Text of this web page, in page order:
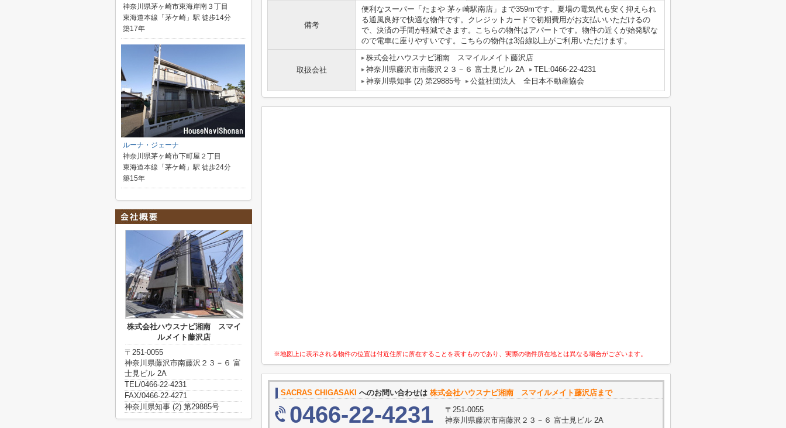
備考
便利なスーパー「たまや 茅ヶ崎駅南店」まで359mです。夏場の電気代も安く抑えられ
る通風良好で快適な物件です。クレジットカードで初期費用がお支払いいただけるの
で、決済の手間が軽減できます。こちらの物件はアパートです。物件の近くが始発駅な
ので電車に座りやすいです。こちらの物件は3沿線以上がご利用いただけます。
取扱会社
株式会社ハウスナビ湘南 スマイルメイト藤沢店
神奈川県藤沢市南藤沢２３－６ 富士見ビル 2A
TEL:0466-22-4231
神奈川県知事 (2) 第29885号
公益社団法人 全日本不動産協会
※地図上に表示される物件の位置は付近住所に所在することを表すものであり、実際の物件所在地とは異なる場合がございます。
SACRAS CHIGASAKI へのお問い合わせは 株式会社ハウスナビ湘南 スマイルメイト藤沢店まで
0466-22-4231
〒251-0055
神奈川県藤沢市南藤沢２３－６ 富士見ビル 2A
神奈川県茅ヶ崎市東海岸南３丁目
東海道本線「茅ケ崎」駅 徒歩14分
築17年
ルーナ・ジェーナ
神奈川県茅ヶ崎市下町屋２丁目
東海道本線「茅ケ崎」駅 徒歩24分
築15年
株式会社ハウスナビ湘南 スマイ
ルメイト藤沢店
〒251-0055
神奈川県藤沢市南藤沢２３－６ 富
士見ビル 2A
TEL/0466-22-4231
FAX/0466-22-4271
神奈川県知事 (2) 第29885号